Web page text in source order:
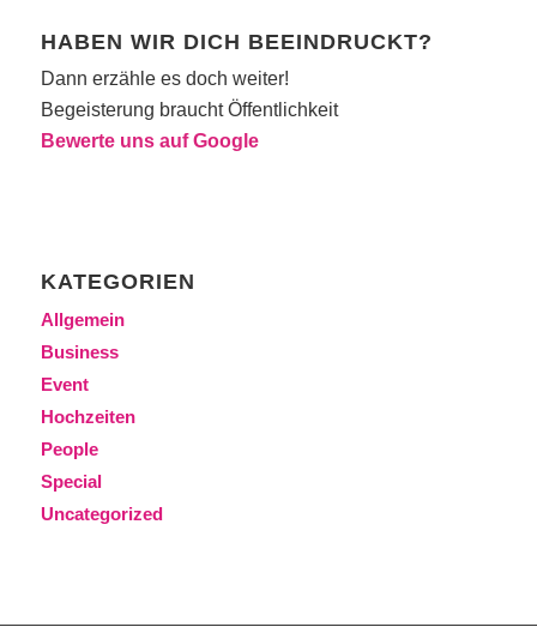
HABEN WIR DICH BEEINDRUCKT?
Dann erzähle es doch weiter!
Begeisterung braucht Öffentlichkeit
Bewerte uns auf Google
KATEGORIEN
Allgemein
Business
Event
Hochzeiten
People
Special
Uncategorized